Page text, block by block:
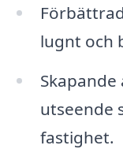
lugnt och
utseende
fastighet.